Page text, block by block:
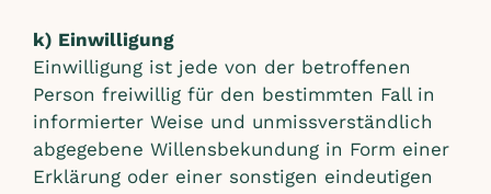
k) Einwilligung
Einwilligung ist jede von der betroffenen
Person freiwillig für den bestimmten Fall in
informierter Weise und unmissverständlich
abgegebene Willensbekundung in Form einer
Erklärung oder einer sonstigen eindeutigen